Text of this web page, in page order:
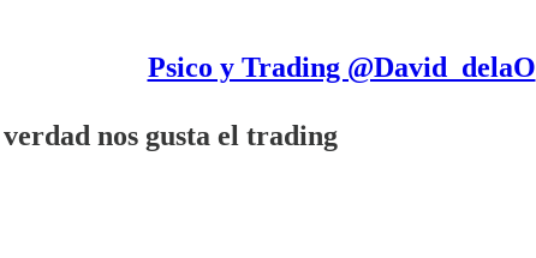
Psico y Trading @David_delaO
nos gusta el trading